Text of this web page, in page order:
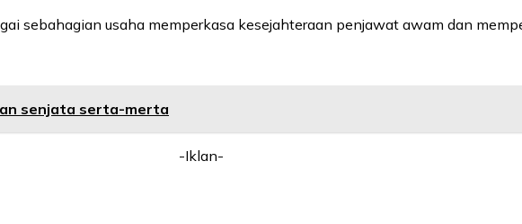
sebahagian usaha memperkasa kesejahteraan penjawat awam dan
senjata serta-merta
-Iklan-